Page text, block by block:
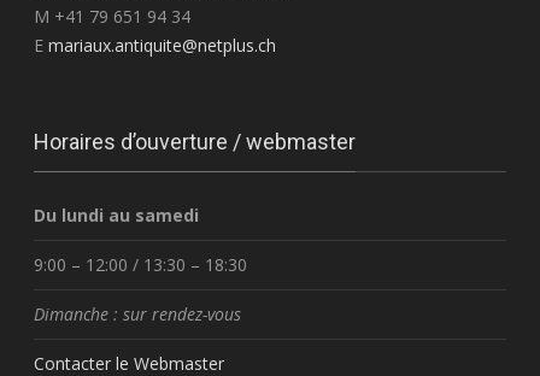
M +41 79 651 94 34
E mariaux.antiquite@netplus.ch
Horaires d’ouverture / webmaster
Du lundi au samedi
9:00 – 12:00 / 13:30 – 18:30
Dimanche : sur rendez-vous
Contacter le Webmaster